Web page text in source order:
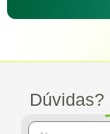
Dúvidas?